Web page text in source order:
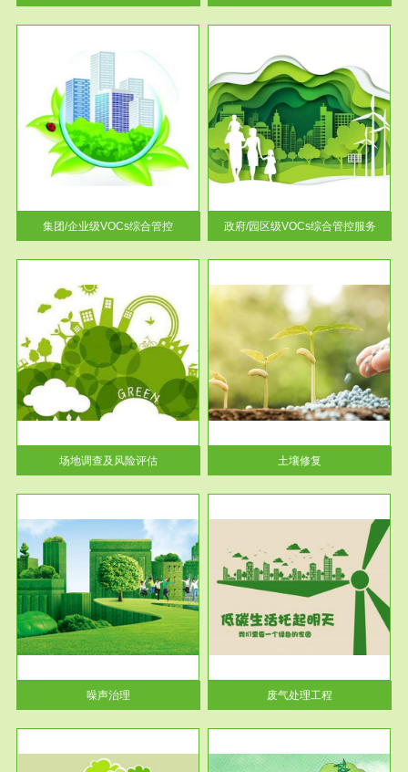
集团/企业级VOCs综合管控
服务范围
政府/园区级VOCs综合管控服务
根据《石化行业挥发性有机物综
合整治方案》文件要求，到2017
年，全...
政府/园区级VOCs综合管控服务
场地调查及风险评估
服务范围
土壤修复
土壤修复
噪声治理
服务范围
废气处理工程
废气处理工程